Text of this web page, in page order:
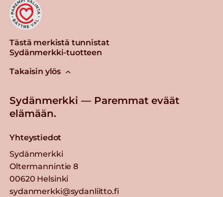
Tästä merkistä tunnistat
Sydänmerkki-tuotteen
Takaisin ylös
Sydänmerkki — Paremmat eväät
elämään.
Yhteystiedot
Sydänmerkki
Oltermannintie 8
00620 Helsinki
sydanmerkki@sydanliitto.fi